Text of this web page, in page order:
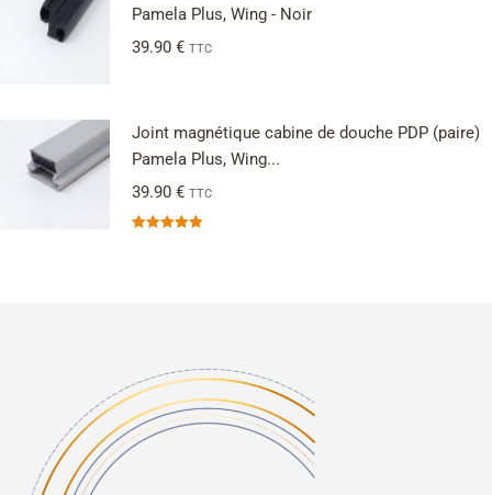
Pamela Plus, Wing - Noir
39.90 € TTC
Joint magnétique cabine de douche PDP (paire)
Pamela Plus, Wing...
39.90 € TTC